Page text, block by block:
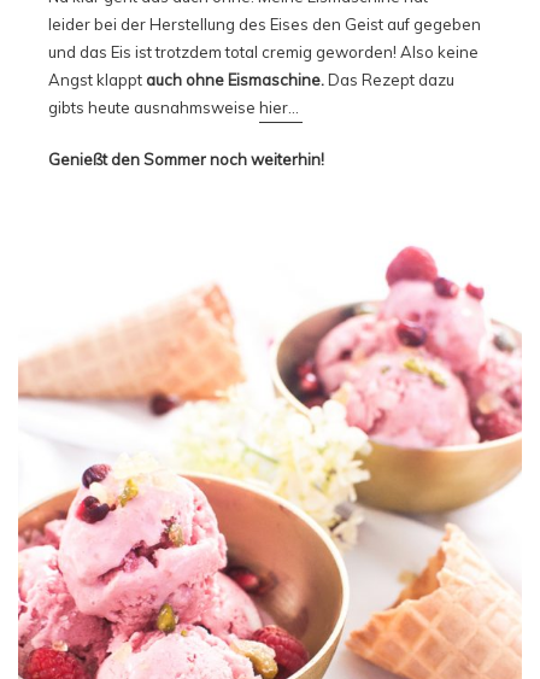
leider bei der Herstellung des Eises den Geist auf gegeben
und das Eis ist trotzdem total cremig geworden! Also keine
Angst klappt auch ohne Eismaschine.Das Rezept dazu
gibts heute ausnahmsweise hier…
Genießt den Sommer noch weiterhin!